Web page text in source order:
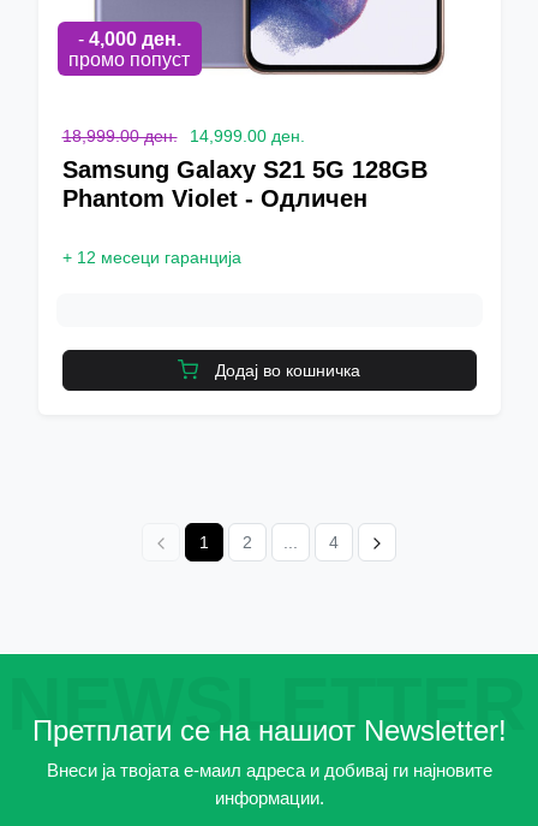
- 4,000ден.
промо попуст
18,999.00 ден. 14,999.00 ден.
Samsung Galaxy S21 5G 128GB
Phantom Violet - Одличен
+ 12 месеци гаранција
Додај во кошничка
1 2 4
NEWSLETTER
Претплати се на нашиот Newsletter!
Внеси ја твојата е-маил адреса и добивај ги најновите
информации.